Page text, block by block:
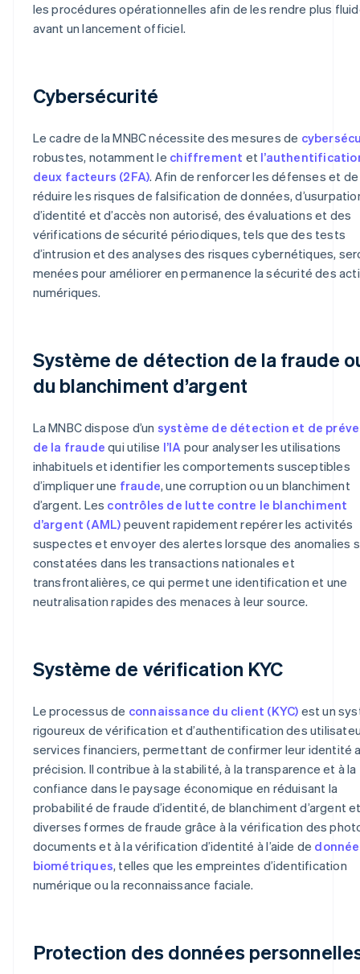
les procédures opérationnelles afin de les rendre plus
avant un lancement officiel.
Cybersécurité
Le cadre de la MNBC nécessite des mesures de
robustes, notamment le chiffrement et
deux facteurs (2FA). Afin de renforcer les défenses et de
réduire les risques de falsification de données,
d’identité et d’accès non autorisé, des évaluations et des
vérifications de sécurité périodiques, tels que des tests
d’intrusion et des analyses des risques cybernétiques,
menées pour améliorer en permanence la sécurité des
numériques.
Système de détection de la fraude
du blanchiment d’argent
La MNBC dispose d’un système de détection et de
de la fraude qui utilise l’IA pour analyser les utilisations
inhabituels et identifier les comportements susceptibles
d’impliquer une fraude, une corruption ou un blanchiment
d’argent. Les contrôles de lutte contre le blanchiment
d’argent (AML) peuvent rapidement repérer les activités
suspectes et envoyer des alertes lorsque des anomalies
constatées dans les transactions nationales et
transfrontalières, ce qui permet une identification et une
neutralisation rapides des menaces à leur source.
Système de vérification KYC
Le processus de connaissance du client (KYC) est un
rigoureux de vérification et d’authentification des
services financiers, permettant de confirmer leur identité
précision. Il contribue à la stabilité, à la transparence et à la
confiance dans le paysage économique en réduisant la
probabilité de fraude d’identité, de blanchiment d’argent
diverses formes de fraude grâce à la vérification des
documents et à la vérification d’identité à l’aide de
biométriques, telles que les empreintes d’identification
numérique ou la reconnaissance faciale.
Protection des données